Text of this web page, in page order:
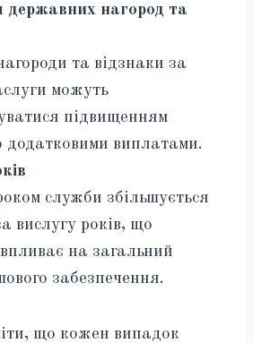
державних нагород та
та відзнаки за
можуть
підвищенням
додатковими виплатами.
служби збільшується
вислугу років, що
на загальний
забезпечення.
що кожен випадок